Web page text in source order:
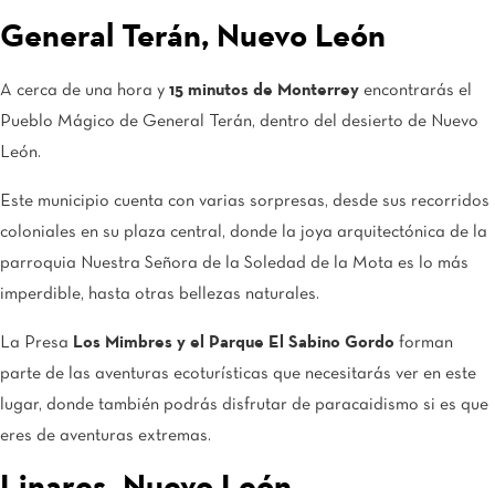
General Terán, Nuevo León
A cerca de una hora y 15 minutos de Monterrey encontrarás el
Pueblo Mágico de General Terán, dentro del desierto de Nuevo
León.
Este municipio cuenta con varias sorpresas, desde sus recorridos
coloniales en su plaza central, donde la joya arquitectónica de la
parroquia Nuestra Señora de la Soledad de la Mota es lo más
imperdible, hasta otras bellezas naturales.
La Presa Los Mimbres y el Parque El Sabino Gordo forman
parte de las aventuras ecoturísticas que necesitarás ver en este
lugar, donde también podrás disfrutar de paracaidismo si es que
eres de aventuras extremas.